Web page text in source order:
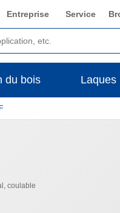
Entreprise Service
du bois Laques
coulable